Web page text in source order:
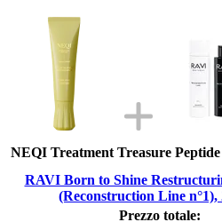
NEQI Treatment Treasure
RAVI Born to Shine
(Reconstruction Line n°1),
Prezzo totale: